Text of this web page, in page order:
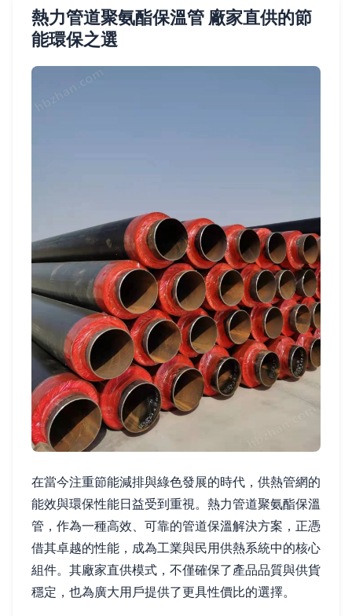
熱力管道聚氨酯保溫管 廠家直供的節
能環保之選
在當今注重節能減排與綠色發展的時代，供熱管網的
能效與環保性能日益受到重視。熱力管道聚氨酯保溫
管，作為一種高效、可靠的管道保溫解決方案，正憑
借其卓越的性能，成為工業與民用供熱系統中的核心
組件。其廠家直供模式，不僅確保了產品品質與供貨
穩定，也為廣大用戶提供了更具性價比的選擇。